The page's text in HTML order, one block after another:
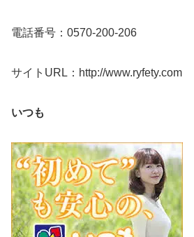
電話番号：0570-200-206
サイトURL：http://www.ryfety.com
いつも